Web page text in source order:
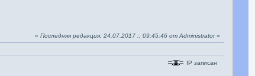
« Последняя редакция: 24.07.2017 :: 09:45:46 от Administrator»
IP записан